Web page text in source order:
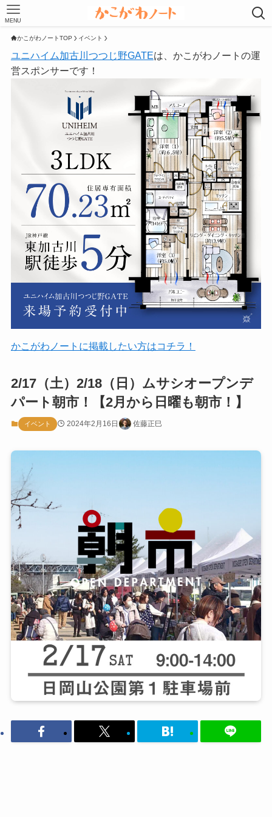
MENU
かこがわノートTOP イベント
ユニハイム加古川つつじ野GATEは、かこがわノートの運
営スポンサーです！
かこがわノートに掲載したい方はコチラ！
2/17（土）2/18（日）ムサシオープンデ
パート朝市！【2月から日曜も朝市！】
イベント 2024年2月16日 佐藤正巳